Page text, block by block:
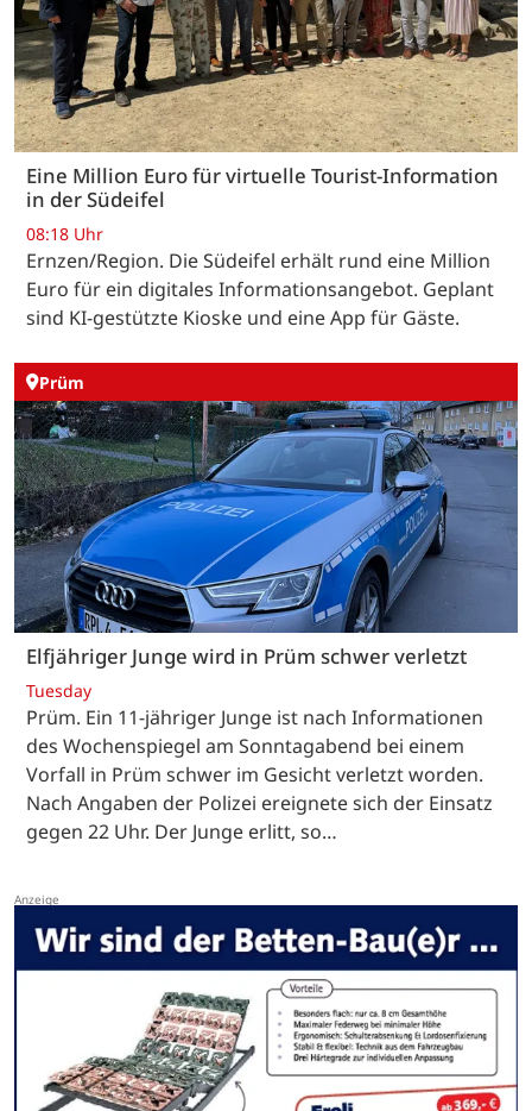
Eine Million Euro für virtuelle Tourist-Information
in der Südeifel
08:18 Uhr
Ernzen/Region. Die Südeifel erhält rund eine Million
Euro für ein digitales Informationsangebot. Geplant
sind KI-gestützte Kioske und eine App für Gäste.
Prüm
Elfjähriger Junge wird in Prüm schwer verletzt
Tuesday
Prüm. Ein 11-jähriger Junge ist nach Informationen
des Wochenspiegel am Sonntagabend bei einem
Vorfall in Prüm schwer im Gesicht verletzt worden.
Nach Angaben der Polizei ereignete sich der Einsatz
gegen 22 Uhr. Der Junge erlitt, so…